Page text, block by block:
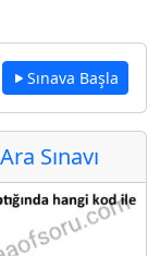
Sınava Başla
Sınavı